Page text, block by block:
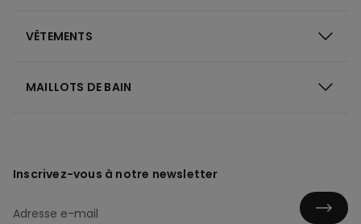
VÊTEMENTS
MAILLOTS DE BAIN
Inscrivez-vous à notre newsletter